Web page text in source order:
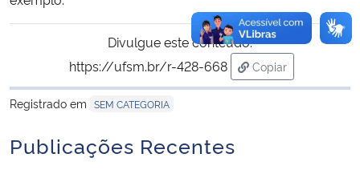
Divulgue este conteúdo:
https://ufsm.br/r-428-668
Copiar
para área de
Registrado em SEM CATEGORIA
Publicações Recentes